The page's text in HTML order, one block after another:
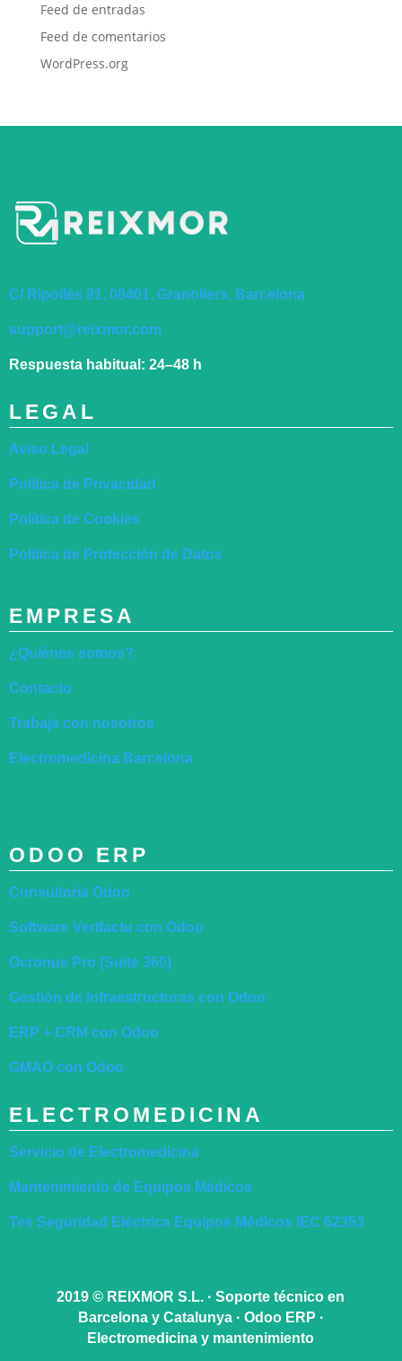
Feed de entradas
Feed de comentarios
WordPress.org
C/ Ripollès 91, 08401, Granollers, Barcelona
support@reixmor.com
Respuesta habitual: 24–48 h
LEGAL
Aviso Legal
Política de Privacidad
Política de Cookies
Política de Protección de Datos
EMPRESA
¿Quiénes somos?
Contacto
Trabaja con nosotros
Electromedicina Barcelona
ODOO ERP
Consultoría Odoo
Software Verifactu con Odoo
Ocronus Pro (Suite 360)
Gestión de Infraestructuras con Odoo
ERP + CRM con Odoo
GMAO con Odoo
ELECTROMEDICINA
Servicio de Electromedicina
Mantenimiento de Equipos Médicos
Tes Seguridad Eléctrica Equipos Médicos IEC 62353
2019© REIXMOR S.L. · Soporte técnico en
Barcelona y Catalunya · Odoo ERP ·
Electromedicina y mantenimiento